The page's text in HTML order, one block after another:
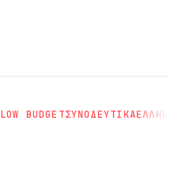
LOW BUDGETΣΥΝΟΔΕΥΤΙΚΑ